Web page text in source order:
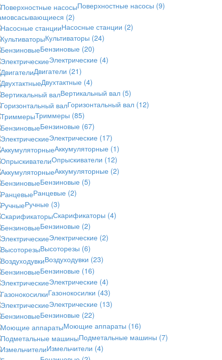
Поверхностные насосы (9)
(2)
Насосные станции (2)
Культиваторы (24)
Бензиновые (20)
Электрические (4)
Двигатели (21)
Двухтактные (4)
Вертикальный вал (5)
Горизонтальный вал (12)
Триммеры (85)
Бензиновые (67)
Электрические (17)
Аккумуляторные (1)
Опрыскиватели (12)
Аккумуляторные (2)
Бензиновые (5)
Ранцевые (2)
Ручные (3)
Скарификаторы (4)
Бензиновые (2)
Электрические (2)
Высоторезы (6)
Воздуходувки (23)
Бензиновые (16)
Электрические (4)
Газонокосилки (43)
Электрические (13)
Бензиновые (22)
Моющие аппараты (16)
Подметальные машины (7)
Измельчители (4)